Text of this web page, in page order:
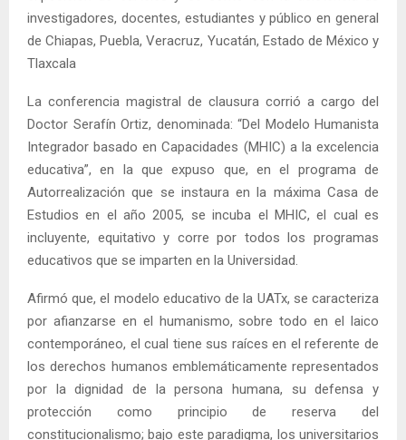
investigadores, docentes, estudiantes y público en general
de Chiapas, Puebla, Veracruz, Yucatán, Estado de México y
Tlaxcala
La conferencia magistral de clausura corrió a cargo del
Doctor Serafín Ortiz, denominada: “Del Modelo Humanista
Integrador basado en Capacidades (MHIC) a la excelencia
educativa”, en la que expuso que, en el programa de
Autorrealización que se instaura en la máxima Casa de
Estudios en el año 2005, se incuba el MHIC, el cual es
incluyente, equitativo y corre por todos los programas
educativos que se imparten en la Universidad.
Afirmó que, el modelo educativo de la UATx, se caracteriza
por afianzarse en el humanismo, sobre todo en el laico
contemporáneo, el cual tiene sus raíces en el referente de
los derechos humanos emblemáticamente representados
por la dignidad de la persona humana, su defensa y
protección como principio de reserva del
constitucionalismo; bajo este paradigma, los universitarios